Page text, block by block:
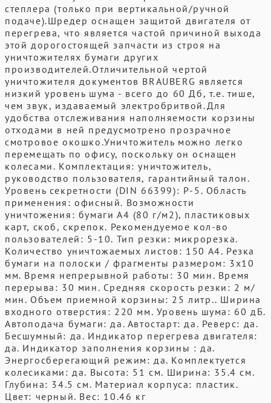
степлера (только при вертикальной/ручной
подаче).Шредер оснащен защитой двигателя от
перегрева, что является частой причиной выхода
этой дорогостоящей запчасти из строя на
уничтожителях бумаги других
производителей.Отличительной чертой
уничтожителя документов BRAUBERG является
низкий уровень шума - всего до 60 Дб, т.е. тише,
чем звук, издаваемый электробритвой.Для
удобства отслеживания наполняемости корзины
отходами в ней предусмотрено прозрачное
смотровое окошко.Уничтожитель можно легко
перемещать по офису, поскольку он оснащен
колесами. Комплектация: уничтожитель,
руководство пользователя, гарантийный талон.
Уровень секретности (DIN 66399): P-5. Область
применения: офисный. Возможности
уничтожения: бумаги А4 (80 г/м2), пластиковых
карт, скоб, скрепок. Рекомендуемое кол-во
пользователей: 5-10. Тип резки: микрорезка.
Количество уничтожаемых листов: 150 А4. Резка
бумаги на полоски / фрагменты размером: 3x10
мм. Время непрерывной работы: 30 мин. Время
перерыва: 30 мин. Средняя скорость резки: 2 м/
мин. Объем приемной корзины: 25 литр.. Ширина
входного отверстия: 220 мм. Уровень шума: 60 дБ.
Автоподача бумаги: да. Автостарт: да. Реверс: да.
Бесшумный: да. Индикатор перегрева двигателя:
да. Индикатор заполнения корзины : да.
Энергосберегающий режим: да. Комплектуется
колесиками: да. Высота: 51 см. Ширина: 35.4 см.
Глубина: 34.5 см. Материал корпуса: пластик.
Цвет: черный. Вес: 10.46 кг